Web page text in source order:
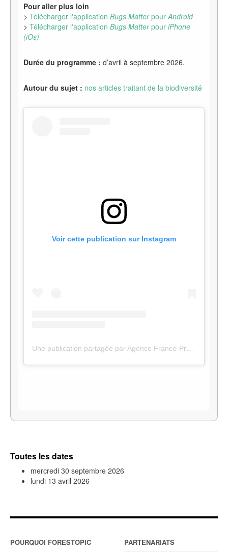
Pour aller plus loin
> Télécharger l'application Bugs Matterpour Android
> Télécharger l'application Bugs Matterpour iPhone
(iOs)
Durée du programme : d’avril à septembre 2026.
Autour du sujet : nos articles traitant de la biodiversité
Voir cette publication sur Instagram
Une publication partagée par Agence France-Presse (@afpfr)
Toutes les dates
mercredi 30 septembre 2026
lundi 13 avril 2026
POURQUOI FORESTOPIC PARTENARIATS